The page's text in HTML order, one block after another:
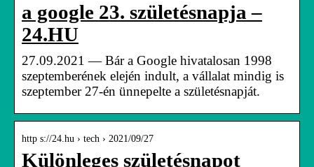
a google 23. születésnapja –
24.HU
27.09.2021 — Bár a Google hivatalosan 1998
szeptemberének elején indult, a vállalat mindig is
szeptember 27-én ünnepelte a születésnapját.
http s://24.hu › tech › 2021/09/27
Különleges születésnapot